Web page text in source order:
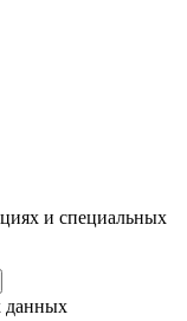
и специальных
данных